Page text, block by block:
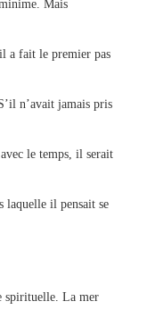
Mais
a fait le premier pas
n’avait jamais pris
le temps, il serait
laquelle il pensait se
spirituelle. La mer